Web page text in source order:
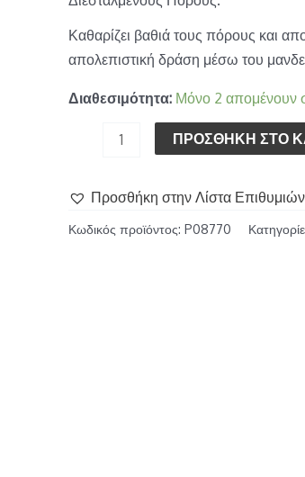
Καθαρίζει βαθιά τους πόρους και
απολεπιστική δράση μέσω του
Διαθεσιμότητα: Μόνο 2 απομένουν
ΠΡΟΣΘΉΚΗ ΣΤΟ
Προσθήκη στην Λίστα Επιθυμιών
Κωδικός προϊόντος:P08770